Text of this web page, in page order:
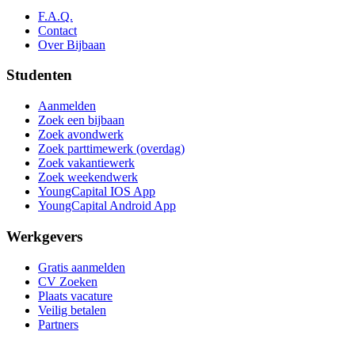
F.A.Q.
Contact
Over Bijbaan
Studenten
Aanmelden
Zoek een bijbaan
Zoek avondwerk
Zoek parttimewerk (overdag)
Zoek vakantiewerk
Zoek weekendwerk
YoungCapital IOS App
YoungCapital Android App
Werkgevers
Gratis aanmelden
CV Zoeken
Plaats vacature
Veilig betalen
Partners